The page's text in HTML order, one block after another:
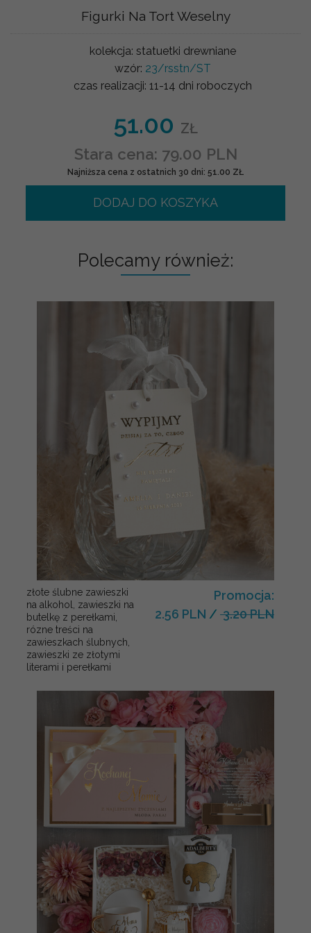
Figurki Na Tort Weselny
kolekcja: statuetki drewniane
wzór: 23/rsstn/ST
czas realizacji: 11-14 dni roboczych
51.00 ZŁ
Stara cena: 79.00 PLN
Najniższa cena z ostatnich 30 dni: 51.00 ZŁ
DODAJ DO KOSZYKA
Polecamy również:
złote ślubne zawieszki
na alkohol, zawieszki na
butelkę z perełkami,
rózne treści na
zawieszkach ślubnych,
zawieszki ze złotymi
literami i perełkami
Promocja:
2.56 PLN / 3.20 PLN